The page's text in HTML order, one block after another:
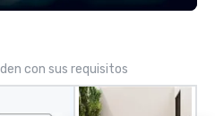
con sus requisitos